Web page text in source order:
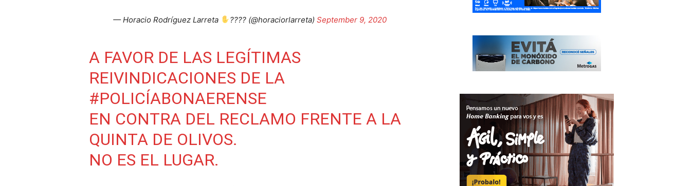
— Horacio Rodríguez Larreta ???? (@horaciorlarreta) September 9, 2020
A FAVOR DE LAS LEGÍTIMAS
REIVINDICACIONES DE LA
#POLICÍABONAERENSE
EN CONTRA DEL RECLAMO FRENTE A LA
QUINTA DE OLIVOS.
NO ES EL LUGAR.